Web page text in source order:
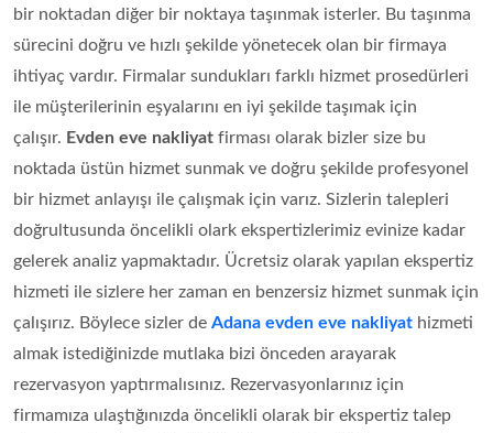
bir noktadan diğer bir noktaya taşınmak isterler. Bu taşınma
sürecini doğru ve hızlı şekilde yönetecek olan bir firmaya
ihtiyaç vardır. Firmalar sundukları farklı hizmet prosedürleri
ile müşterilerinin eşyalarını en iyi şekilde taşımak için
çalışır. Evden eve nakliyat firması olarak bizler size bu
noktada üstün hizmet sunmak ve doğru şekilde profesyonel
bir hizmet anlayışı ile çalışmak için varız. Sizlerin talepleri
doğrultusunda öncelikli olark ekspertizlerimiz evinize kadar
gelerek analiz yapmaktadır. Ücretsiz olarak yapılan ekspertiz
hizmeti ile sizlere her zaman en benzersiz hizmet sunmak için
çalışırız. Böylece sizler de Adana evden eve nakliyat hizmeti
almak istediğinizde mutlaka bizi önceden arayarak
rezervasyon yaptırmalısınız. Rezervasyonlarınız için
firmamıza ulaştığınızda öncelikli olarak bir ekspertiz talep